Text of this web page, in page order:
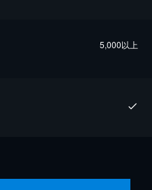
5,000以上